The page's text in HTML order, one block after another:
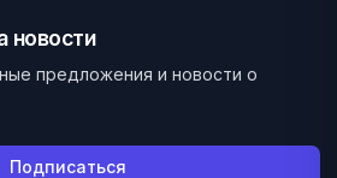
новости
предложения и новости о
Подписаться